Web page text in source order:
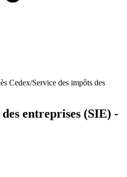
Cedex/Service des impôts des
entreprises (SIE) -